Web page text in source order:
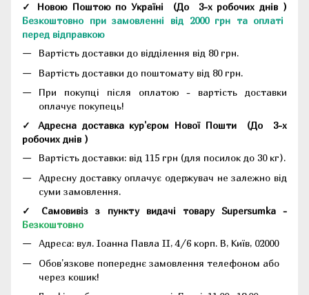
✓ Новою Поштою по Україні (До 3-х робочих днів )
Безкоштовно при замовленні від 2000 грн та оплаті
перед відправкою
Вартість доставки до відділення від 80 грн.
Вартість доставки до поштомату від 80 грн.
При покупці після оплатою - вартість доставки
оплачує покупець!
✓ Адресна доставка кур'єром Нової Пошти (До 3-х
робочих днів )
Вартість доставки: від 115 грн (для посилок до 30 кг).
Адресну доставку оплачує одержувач не залежно від
суми замовлення.
✓ Самовивіз з пункту видачі товару Supersumka -
Безкоштовно
Адреса: вул. Іоанна Павла II, 4/6 корп. В, Київ, 02000
Обов'язкове попереднє замовлення телефоном або
через кошик!